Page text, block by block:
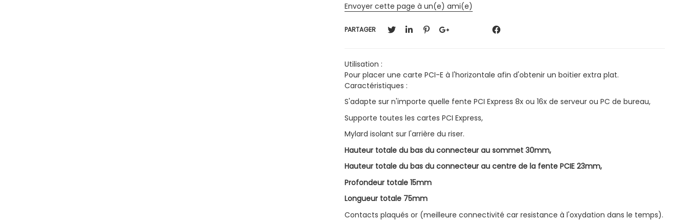
Envoyer cette page à un(e) ami(e)
PARTAGER
Utilisation :
Pour placer une carte PCI-E à l'horizontale afin d'obtenir un boitier extra plat.
Caractéristiques :
S'adapte sur n'importe quelle fente PCI Express 8x ou 16x de serveur ou PC de bureau,
Supporte toutes les cartes PCI Express,
Mylard isolant sur l'arrière du riser.
Hauteur totale du bas du connecteur au sommet 30mm,
Hauteur totale du bas du connecteur au centre de la fente PCIE 23mm,
Profondeur totale 15mm
Longueur totale 75mm
Contacts plaqués or (meilleure connectivité car resistance à l'oxydation dans le temps).